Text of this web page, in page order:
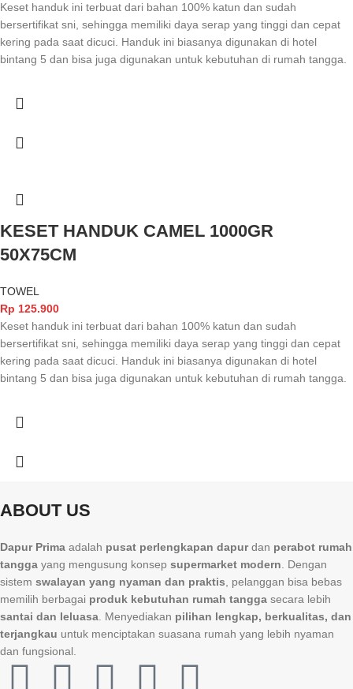
Keset handuk ini terbuat dari bahan 100% katun dan sudah
bersertifikat sni, sehingga memiliki daya serap yang tinggi dan cepat
kering pada saat dicuci. Handuk ini biasanya digunakan di hotel
bintang 5 dan bisa juga digunakan untuk kebutuhan di rumah tangga.
KESET HANDUK CAMEL 1000GR
50X75CM
TOWEL
Rp 125.900
Keset handuk ini terbuat dari bahan 100% katun dan sudah
bersertifikat sni, sehingga memiliki daya serap yang tinggi dan cepat
kering pada saat dicuci. Handuk ini biasanya digunakan di hotel
bintang 5 dan bisa juga digunakan untuk kebutuhan di rumah tangga.
ABOUT US
Dapur Prima adalah pusat perlengkapan dapurdan perabot rumah
tangga yang mengusung konsep supermarket modern. Dengan
sistem swalayan yang nyaman dan praktis, pelanggan bisa bebas
memilih berbagai produk kebutuhan rumah tangga secara lebih
santai dan leluasa. Menyediakan pilihan lengkap, berkualitas, dan
terjangkau untuk menciptakan suasana rumah yang lebih nyaman
dan fungsional.